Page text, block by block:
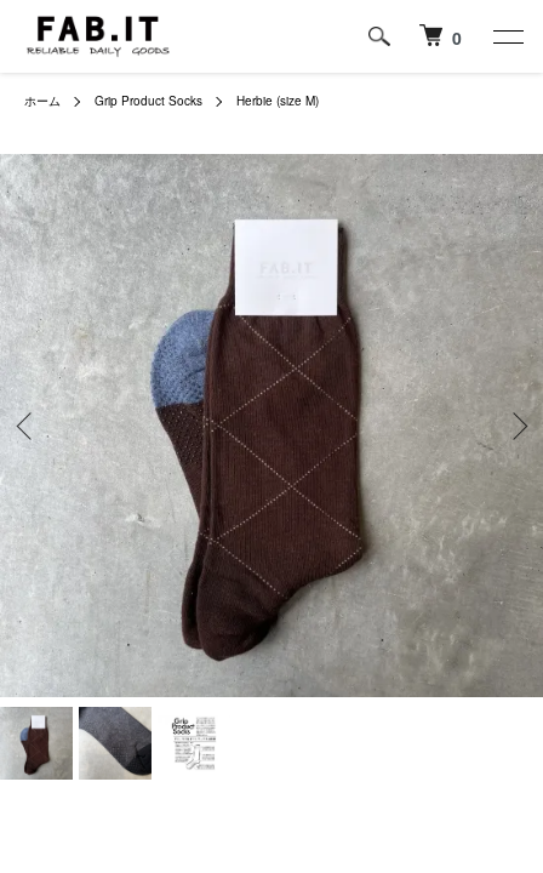
0
ホーム Grip Product Socks Herbie (size M)